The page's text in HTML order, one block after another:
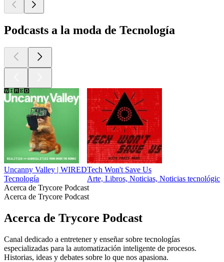
Podcasts a la moda de Tecnología
Uncanny Valley | WIRED
Tecnología
Tech Won't Save Us
Arte, Libros, Noticias, Noticias
Acerca de Trycore Podcast
Acerca de Trycore Podcast
Acerca de Trycore Podcast
Canal dedicado a entretener y enseñar sobre tecnologías
especializadas para la automatización inteligente de procesos.
Historias, ideas y debates sobre lo que nos apasiona.